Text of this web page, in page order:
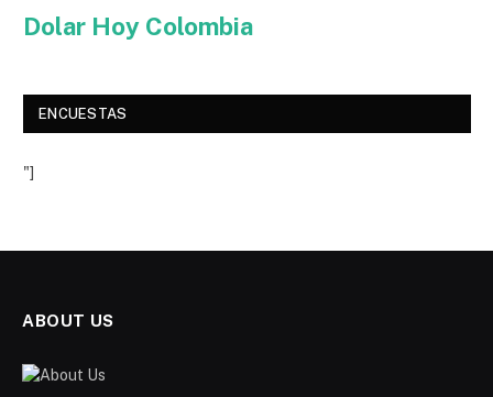
Dolar Hoy Colombia
ENCUESTAS
"]
ABOUT US